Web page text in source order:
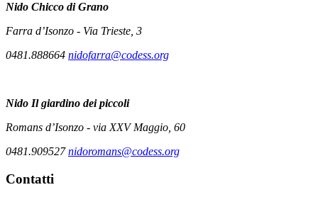
Nido Chicco di Grano
Farra d’Isonzo - Via Trieste, 3
0481.888664 nidofarra@codess.org
Nido Il giardino dei piccoli
Romans d’Isonzo - via XXV Maggio, 60
0481.909527nidoromans@codess.org
Contatti